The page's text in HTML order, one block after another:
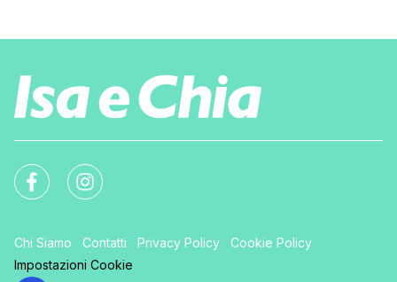
Chi Siamo Contatti Privacy Policy
Cookie Policy
Impostazioni Cookie